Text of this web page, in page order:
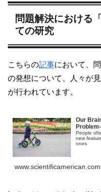
問題解決における
ての研究
こちらの記事において、
の発想について、人々が
が行われています。
Our
People
new
ones
www.scientificamerican.com